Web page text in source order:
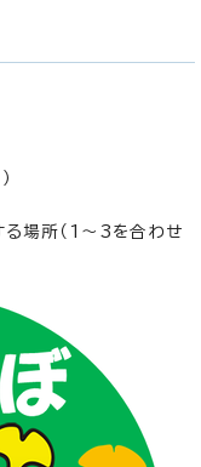
る場所（1～3を合わせ